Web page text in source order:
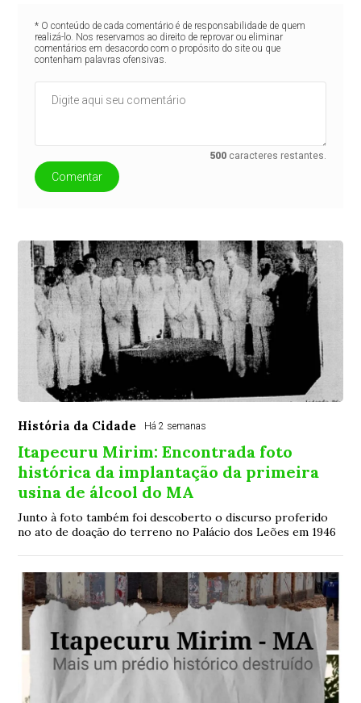
* O conteúdo de cada comentário é de responsabilidade de quem
realizá-lo. Nos reservamos ao direito de reprovar ou eliminar
comentários em desacordo com o propósito do site ou que
contenham palavras ofensivas.
500 caracteres restantes.
Comentar
História da Cidade Há 2 semanas
Itapecuru Mirim: Encontrada foto
histórica da implantação da primeira
usina de álcool do MA
Junto à foto também foi descoberto o discurso proferido
no ato de doação do terreno no Palácio dos Leões em 1946